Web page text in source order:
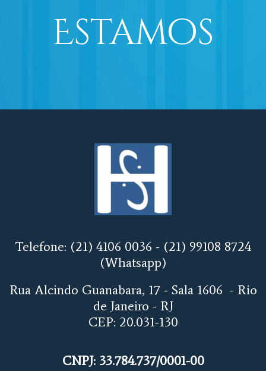
Estamos
Telefone: (21) 4106 0036 - (21) 99108 8724
(Whatsapp)
Rua Alcindo Guanabara, 17 - Sala 1606 - Rio
de Janeiro - RJ
CEP: 20.031-130
CNPJ: 33.784.737/0001-00